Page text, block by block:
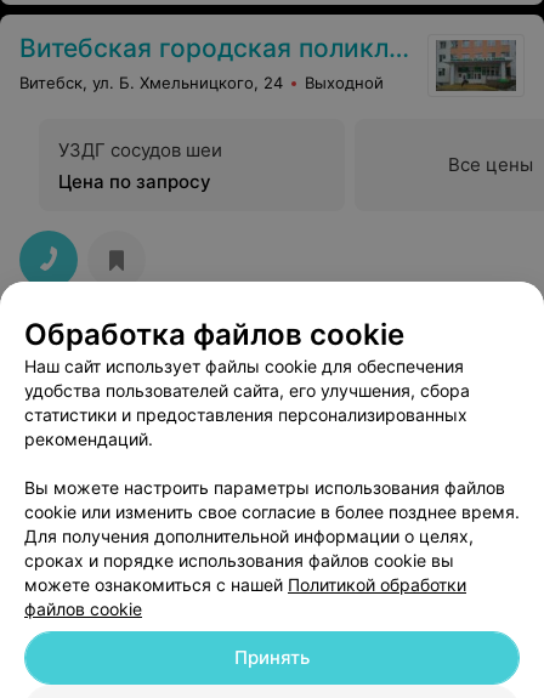
Витебская городская поликлиника №4 им. В. И. Ленина
Витебск, ул. Б. Хмельницкого, 24 Выходной
УЗДГ сосудов шеи
Цена по запросу
Все цены
Добавить компанию
Обработка файлов cookie
Наш сайт использует файлы cookie для обеспечения
удобства пользователей сайта, его улучшения, сбора
статистики и предоставления персонализированных
рекомендаций.
Вы можете настроить параметры использования файлов
cookie или изменить свое согласие в более позднее время.
Для получения дополнительной информации о целях,
сроках и порядке использования файлов cookie вы
можете ознакомиться с нашей Политикой обработки
файлов cookie
Принять